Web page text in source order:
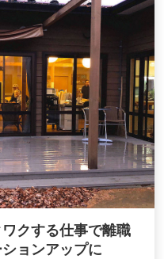
クする仕事で離職
ョンアップに